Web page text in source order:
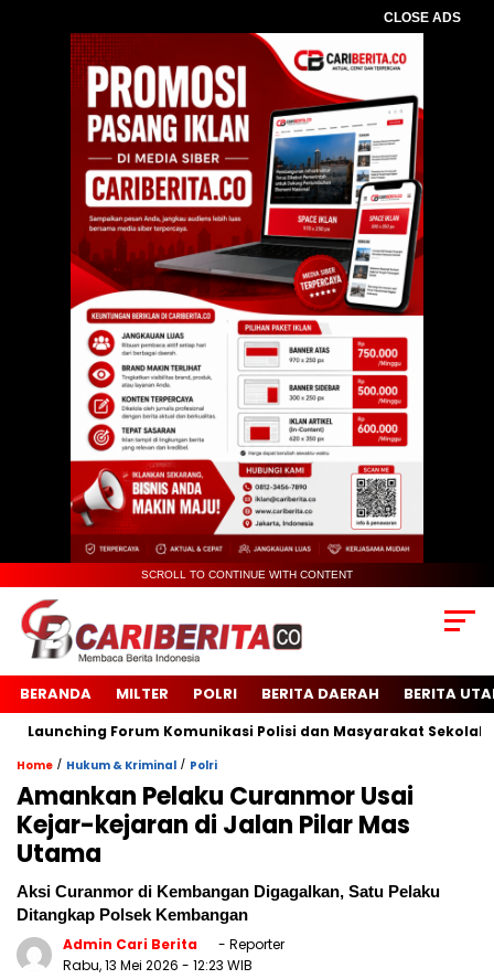
CLOSE ADS
SCROLL TO CONTINUE WITH CONTENT
BERANDA MILTER POLRI BERITA DAERAH BERITA
Forum Komunikasi Polisi dan Masyarakat Sekolah
Home / Hukum & Kriminal / Polri
Amankan Pelaku Curanmor Usai
Kejar-kejaran di Jalan Pilar Mas
Utama
Aksi Curanmor di Kembangan Digagalkan, Satu Pelaku
Ditangkap Polsek Kembangan
Admin Cari Berita
- Reporter
Rabu, 13 Mei 2026 - 12:23 WIB